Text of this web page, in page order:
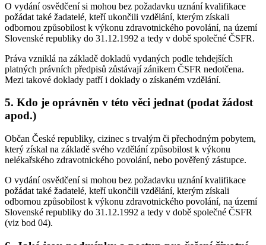
O vydání osvědčení si mohou bez požadavku uznání kvalifikace
požádat také žadatelé, kteří ukončili vzdělání, kterým získali
odbornou způsobilost k výkonu zdravotnického povolání, na území
Slovenské republiky do 31.12.1992 a tedy v době společné ČSFR.
Práva vzniklá na základě dokladů vydaných podle tehdejších
platných právních předpisů zůstávají zánikem ČSFR nedotčena.
Mezi takové doklady patří i doklady o získaném vzdělání.
5. Kdo je oprávněn v této věci jednat (podat žádost
apod.)
Občan České republiky, cizinec s trvalým či přechodným pobytem,
který získal na základě svého vzdělání způsobilost k výkonu
nelékařského zdravotnického povolání, nebo pověřený zástupce.
O vydání osvědčení si mohou bez požadavku uznání kvalifikace
požádat také žadatelé, kteří ukončili vzdělání, kterým získali
odbornou způsobilost k výkonu zdravotnického povolání, na území
Slovenské republiky do 31.12.1992 a tedy v době společné ČSFR
(viz bod 04).